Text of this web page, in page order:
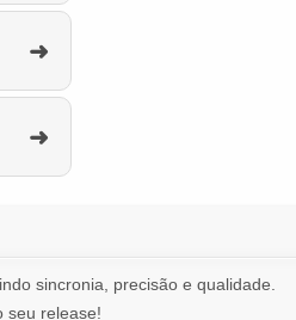
➜
➜
sincronia, precisão e qualidade.
seu release!